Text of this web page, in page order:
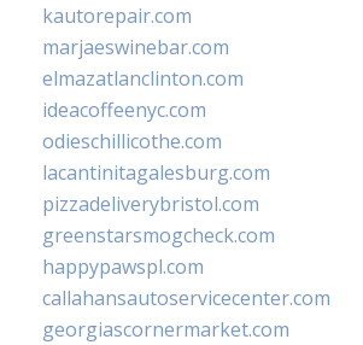
kautorepair.com
marjaeswinebar.com
elmazatlanclinton.com
ideacoffeenyc.com
odieschillicothe.com
lacantinitagalesburg.com
pizzadeliverybristol.com
greenstarsmogcheck.com
happypawspl.com
callahansautoservicecenter.com
georgiascornermarket.com